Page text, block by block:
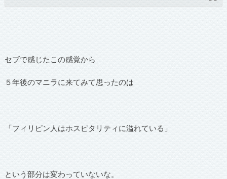
セブで感じたこの感覚から
５年後のマニラに来てみて思ったのは
「フィリピン人はホスピタリティに溢れている」
という部分は変わっていないな。